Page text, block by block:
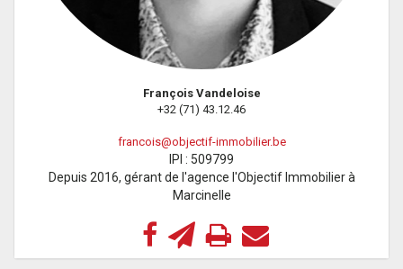
François Vandeloise
+32 (71) 43.12.46
francois@objectif-immobilier.be
IPI : 509799
Depuis 2016, gérant de l'agence l'Objectif Immobilier à
Marcinelle